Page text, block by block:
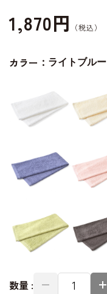
1,870円
カラー： ライトブルー
数量 :